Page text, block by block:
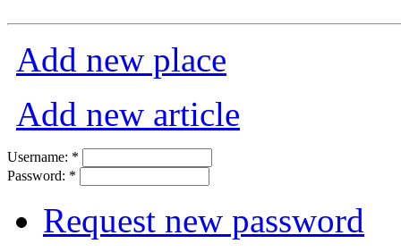
Add new place
Add new article
Username: *
Password: *
Request new password